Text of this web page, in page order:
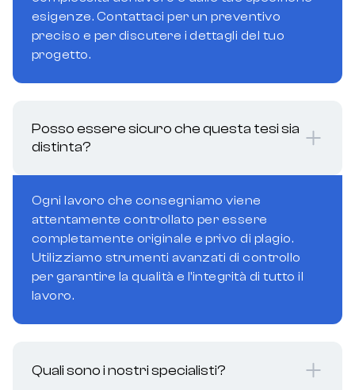
esigenze. Contattaci per un preventivo
preciso e per discutere i dettagli del tuo
progetto.
Posso essere sicuro che questa tesi sia
distinta?
Ogni lavoro che consegniamo viene
attentamente controllato per essere
completamente originale e privo di plagio.
Utilizziamo strumenti avanzati di controllo
per garantire la qualità e l'integrità di tutto il
lavoro.
Quali sono i nostri specialisti?